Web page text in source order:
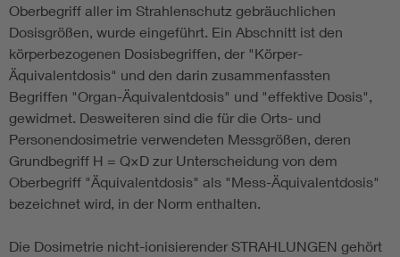
Oberbegriff aller im Strahlenschutz gebräuchlichen
Dosisgrößen, wurde eingeführt. Ein Abschnitt ist den
körperbezogenen Dosisbegriffen, der "Körper-
Äquivalentdosis" und den darin zusammenfassten
Begriffen "Organ-Äquivalentdosis" und "effektive Dosis",
gewidmet. Desweiteren sind die für die Orts- und
Personendosimetrie verwendeten Messgrößen, deren
Grundbegriff H = Q×D zur Unterscheidung von dem
Oberbegriff "Äquivalentdosis" als "Mess-Äquivalentdosis"
bezeichnet wird, in der Norm enthalten.
Die Dosimetrie nicht-ionisierender STRAHLUNGEN gehört